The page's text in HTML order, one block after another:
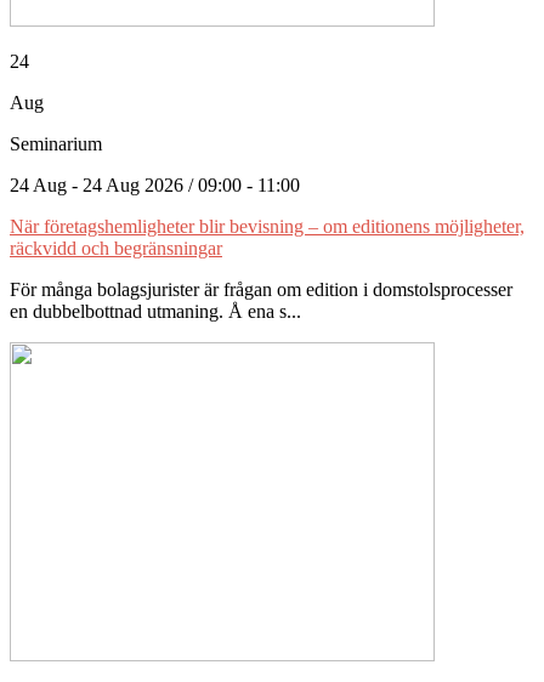
24
Aug
Seminarium
24 Aug - 24 Aug 2026 / 09:00 - 11:00
När företagshemligheter blir bevisning – om editionens möjligheter,
räckvidd och begränsningar
För många bolagsjurister är frågan om edition i domstolsprocesser
en dubbelbottnad utmaning. Å ena s...